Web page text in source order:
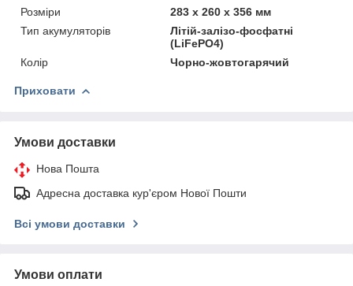
Розміри
283 x 260 x 356 мм
Тип акумуляторів
Літій-залізо-фосфатні
(LiFePO4)
Колір
Чорно-жовтогарячий
Приховати
Умови доставки
Нова Пошта
Адресна доставка кур'єром Нової Пошти
Всі умови доставки
Умови оплати